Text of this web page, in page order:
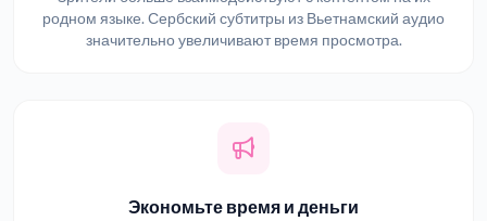
родном языке. Сербский субтитры из Вьетнамский аудио
значительно увеличивают время просмотра.
Экономьте время и деньги